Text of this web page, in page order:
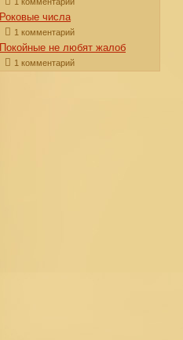
Роковые числа
1 комментарий
Покойные не любят жалоб
1 комментарий